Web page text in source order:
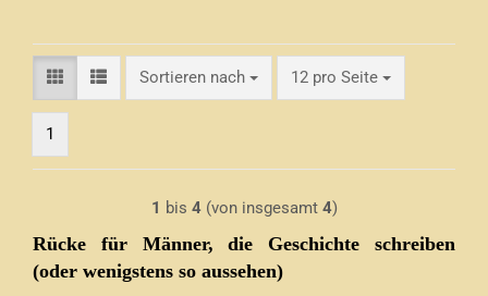
Sortieren nach
Sortieren nach 12 pro Seite
pro Seite
1
1 bis 4(von insgesamt 4)
Rücke für Männer, die Geschichte schreiben
(oder wenigstens so aussehen)